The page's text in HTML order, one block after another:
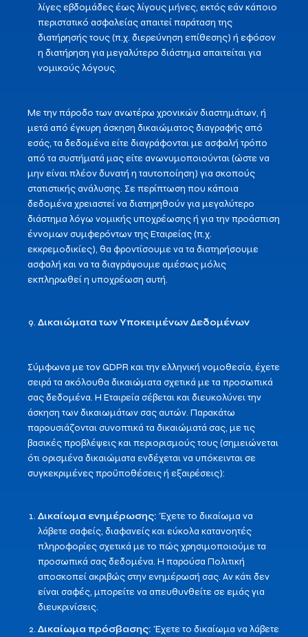
λίγες εβδομάδες έως λίγους μήνες, εκτός εάν κάποιο
περιστατικό ασφαλείας απαιτεί παράταση της
διατήρησής τους (π.χ. διερεύνηση επίθεσης) ή εφόσον
η διατήρηση για μεγαλύτερο διάστημα απαιτείται για
νομικούς λόγους.
Με την πάροδο των ανωτέρω χρονικών διαστημάτων, ή
μετά από έγκυρη άσκηση δικαιώματος διαγραφής από
εσάς, τα δεδομένα είτε διαγράφονται με ασφαλή τρόπο
από τα συστήματά μας είτε ανωνυμοποιούνται (ώστε να
μην είναι πλέον δυνατή η ταυτοποίηση) για σκοπούς
στατιστικής ανάλυσης. Σε περίπτωση που κάποια
δεδομένα χρειαστεί να διατηρηθούν για μεγαλύτερο
διάστημα λόγω νομικής υποχρέωσης ή για την προάσπιση
έννομων συμφερόντων της Εταιρείας (π.χ.
εκκρεμοδικίες), θα φροντίσουμε να τα διατηρήσουμε
ασφαλή και να τα διαγράψουμε αμέσως μόλις
εκπληρωθεί η υποχρέωση αυτή.
Δικαιώματα των Υποκειμένων Δεδομένων
Σύμφωνα με τον GDPR και την ελληνική νομοθεσία, έχετε
σειρά τα ακόλουθα δικαιώματα σχετικά με τα προσωπικά
σας δεδομένα. Η Εταιρεία σέβεται και διευκολύνει την
άσκηση των δικαιωμάτων σας αυτών. Παρακάτω
παρουσιάζονται συνοπτικά τα δικαιώματά σας, με τις
βασικές προβλέψεις και περιορισμούς τους (σημειώνεται
ότι ορισμένα δικαιώματα ενδέχεται να υπόκεινται σε
συγκεκριμένες προϋποθέσεις ή εξαιρέσεις):
Δικαίωμα ενημέρωσης: Έχετε το δικαίωμα να
λάβετε σαφείς, διαφανείς και εύκολα κατανοητές
πληροφορίες σχετικά με το πώς χρησιμοποιούμε τα
προσωπικά σας δεδομένα. Η παρούσα Πολιτική
αποσκοπεί ακριβώς στην ενημέρωσή σας. Αν κάτι δεν
είναι σαφές, μπορείτε να απευθυνθείτε σε εμάς για
διευκρινίσεις.
Δικαίωμα πρόσβασης: Έχετε το δικαίωμα να λάβετε